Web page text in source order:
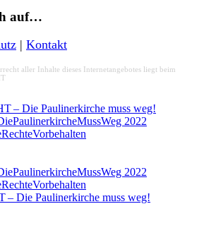
auf…
| Kontakt
aller Inhalte dieses Internetangebotes liegt beim
– Die Paulinerkirche muss weg!
Die Paulinerkirche muss weg!